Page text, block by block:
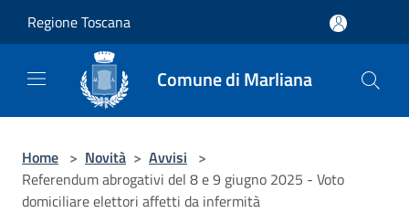
Regione Toscana
Comune di Marliana
Home > Novità > Avvisi >
Referendum abrogativi del 8 e 9 giugno 2025 - Voto
domiciliare elettori affetti da infermità